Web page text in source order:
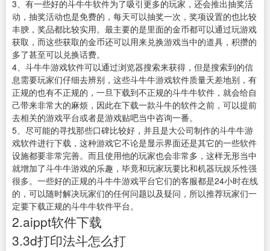
3、有一些好的斗牛牛软件为了吸引更多的玩家，还会推出抽奖活
动，抽奖活动也是免费的，每天可以抽奖一次，奖项设置的也比较
丰腴，奖品都比较实用。最主要的是里面的金币都可以通过玩游戏
获取，而这些获取的金币还可以用来兑换游戏当中的道具，积攒的
多了甚至可以兑换话费。
4、斗牛牛游戏软件可以通过浏览器搜索来获得，但是搜索到的信
息需要玩家们仔细去辨别，这些斗牛牛游戏软件质量天差地别，有
正规的也有不正规的，一旦下载到不正规的斗牛牛软件，就会给自
己带来非常大的麻烦，因此在下载一款斗牛的软件之前，可以提前
去相关的游戏平台或者是游戏贴吧当中咨询一番。
5、尽可能的寻找那些口碑比较好，并且是大公司制作的斗牛牛游
戏软件进行下载，这种游戏它不论是显示界面还是其它的一些软件
设施都要非常完善。而且使用他的玩家也会非常多，这样无形当中
就增加了斗牛牛游戏的乐趣，毕竟和玩家玩要比和机器玩娱乐性强
很多。一些好的正规的斗牛牛游戏平台它们的客服都是24小时在线
的，可以随时解决玩家们的任何问题以及疑问，所以推荐玩家们一
定要下载正规的斗牛牛软件平台。
2.aippt软件下载
3.3d打印法斗怎么打